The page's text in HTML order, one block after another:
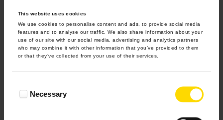
This website uses cookies
We use cookies to personalise content and ads, to provide social media
features and to analyse our traffic. We also share information about your
use of our site with our social media, advertising and analytics partners
who may combine it with other information that you’ve provided to them
or that they’ve collected from your use of their services.
SelectionNecessary
4.9 z 5.0